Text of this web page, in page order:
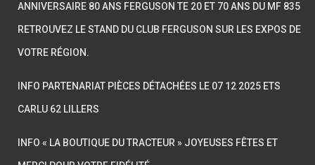
ANNIVERSAIRE 80 ANS FERGUSON TE 20 ET 70 ANS DU MF 835
RETROUVEZ LE STAND DU CLUB FERGUSON SUR LES EXPOS DE
VOTRE RÉGION.
INFO PARTENARIAT PIÈCES DÉTACHÉES LE 07 12 2025 ETS
CARLU 62 LILLERS
INFO « LA BOUTIQUE DU TRACTEUR » JOYEUSES FÊTES ET